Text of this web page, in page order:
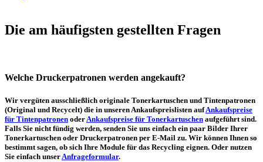
Die am häufigsten gestellten Fragen
Welche Druckerpatronen werden angekauft?
Wir vergüten ausschließlich originale Tonerkartuschen und Tintenpatronen
(Original und Recycelt) die in unseren Ankaufspreislisten aufAnkaufspreise
für Tintenpatronen oderAnkaufspreise für Tonerkartuschen aufgeführt sind.
Falls Sie nicht fündig werden, senden Sie uns einfach ein paar Bilder Ihrer
Tonerkartuschen oder Druckerpatronen per E-Mail zu. Wir können Ihnen so
bestimmt sagen, ob sich Ihre Module für das Recycling eignen. Oder nutzen
Sie einfach unserAnfrageformular.